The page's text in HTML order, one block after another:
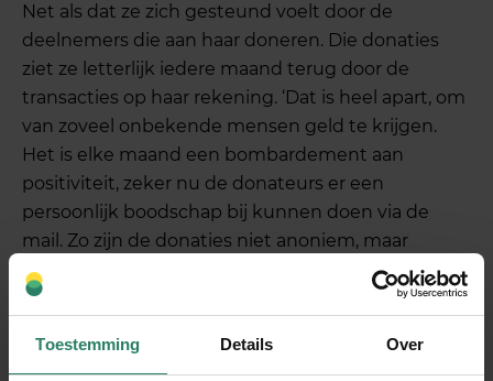
Toestemming Details Over
Net als dat ze zich gesteund voelt door de
deelnemers die aan haar doneren. Die donaties
ziet ze letterlijk iedere maand terug door de
transacties op haar rekening. ‘Dat is heel apart, om
van zoveel onbekende mensen geld te krijgen.
Het is elke maand een bombardement aan
positiviteit, zeker nu de donateurs er een
persoonlijk boodschap bij kunnen doen via de
mail. Zo zijn de donaties niet anoniem, maar
komen ze van andere ondernemers. En dat helpt
om de moed erin te houden.’